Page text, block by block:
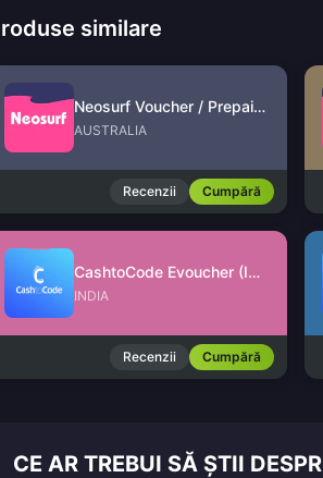
similare
Neosurf Voucher / Prepaid (AU)
AUSTRALIA
Recenzii Cumpără
CashtoCode Evoucher (INR)
INDIA
Recenzii Cumpără
CE AR TREBUI SĂ ȘTII